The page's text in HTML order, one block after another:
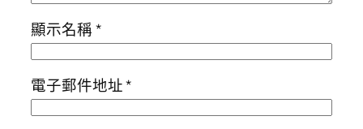
顯示名稱*
電子郵件地址*